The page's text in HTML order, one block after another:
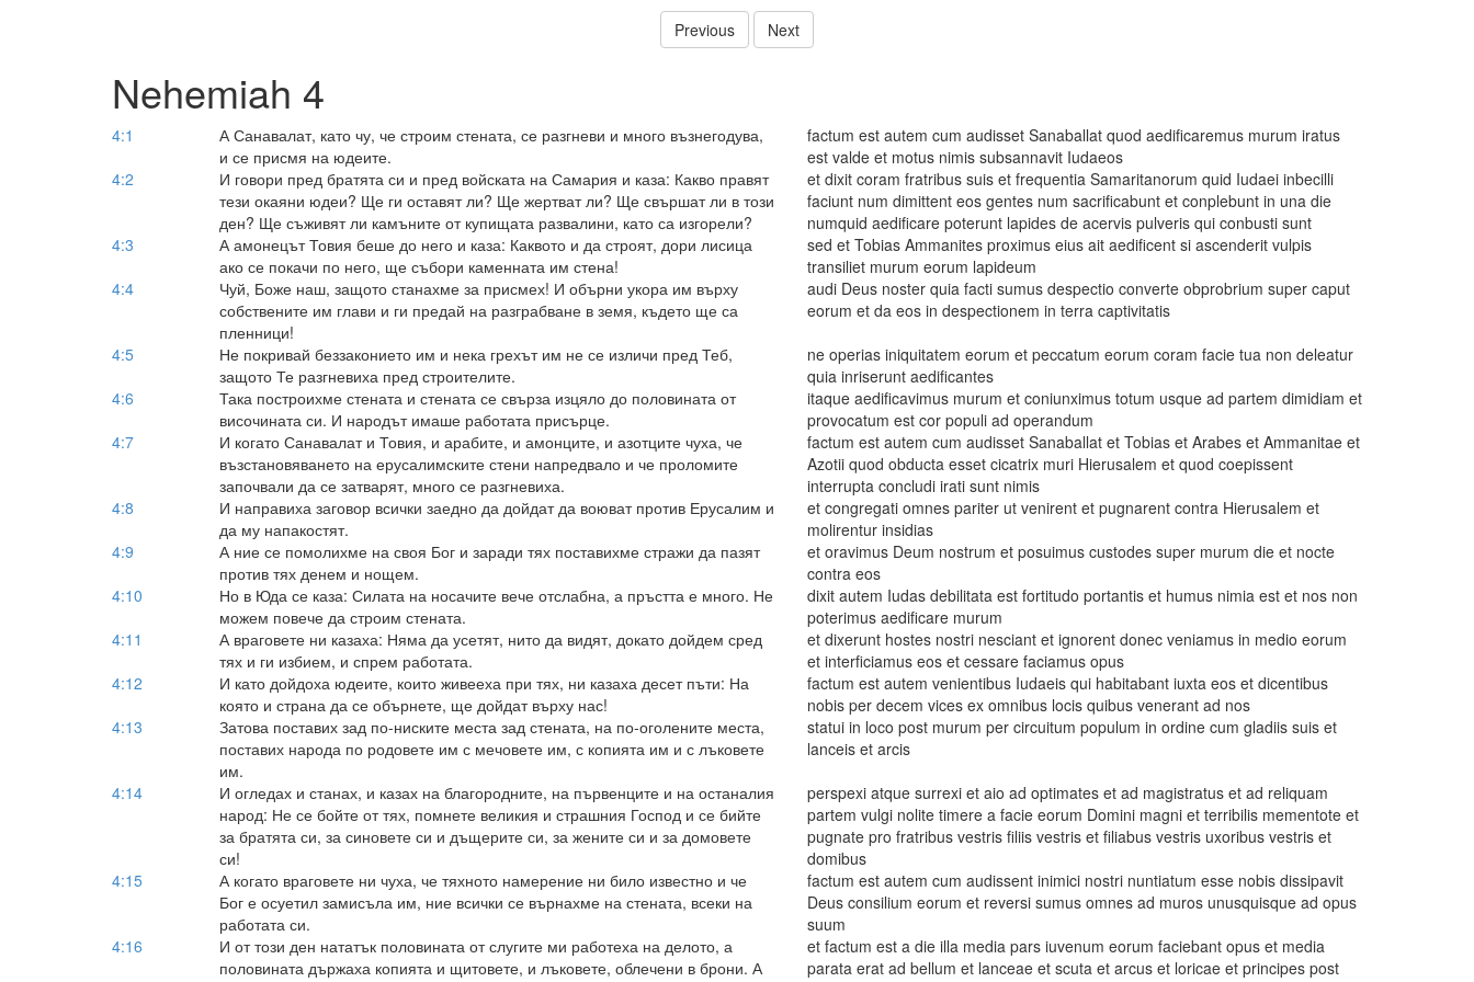
Previous Next
Nehemiah 4
4:1
А Санавалат, като чу, че строим стената, се разгневи и много възнегодува,
и се присмя на юдеите.
factum est autem cum audisset Sanaballat quod aedificaremus murum iratus
est valde et motus nimis subsannavit Iudaeos
4:2
И говори пред братята си и пред войската на Самария и каза: Какво правят
тези окаяни юдеи? Ще ги оставят ли? Ще жертват ли? Ще свършат ли в този
ден? Ще съживят ли камъните от купищата развалини, като са изгорели?
et dixit coram fratribus suis et frequentia Samaritanorum quid Iudaei inbecilli
faciunt num dimittent eos gentes num sacrificabunt et conplebunt in una die
numquid aedificare poterunt lapides de acervis pulveris qui conbusti sunt
4:3
А амонецът Товия беше до него и каза: Каквото и да строят, дори лисица
ако се покачи по него, ще събори каменната им стена!
sed et Tobias Ammanites proximus eius ait aedificent si ascenderit vulpis
transiliet murum eorum lapideum
4:4
Чуй, Боже наш, защото станахме за присмех! И обърни укора им върху
собствените им глави и ги предай на разграбване в земя, където ще са
пленници!
audi Deus noster quia facti sumus despectio converte obprobrium super caput
eorum et da eos in despectionem in terra captivitatis
4:5
Не покривай беззаконието им и нека грехът им не се изличи пред Теб,
защото Те разгневиха пред строителите.
ne operias iniquitatem eorum et peccatum eorum coram facie tua non deleatur
quia inriserunt aedificantes
4:6
Така построихме стената и стената се свърза изцяло до половината от
височината си. И народът имаше работата присърце.
itaque aedificavimus murum et coniunximus totum usque ad partem dimidiam et
provocatum est cor populi ad operandum
4:7
И когато Санавалат и Товия, и арабите, и амонците, и азотците чуха, че
възстановяването на ерусалимските стени напредвало и че проломите
започвали да се затварят, много се разгневиха.
factum est autem cum audisset Sanaballat et Tobias et Arabes et Ammanitae et
Azotii quod obducta esset cicatrix muri Hierusalem et quod coepissent
interrupta concludi irati sunt nimis
4:8
И направиха заговор всички заедно да дойдат да воюват против Ерусалим и
да му напакостят.
et congregati omnes pariter ut venirent et pugnarent contra Hierusalem et
molirentur insidias
4:9
А ние се помолихме на своя Бог и заради тях поставихме стражи да пазят
против тях денем и нощем.
et oravimus Deum nostrum et posuimus custodes super murum die et nocte
contra eos
4:10
Но в Юда се каза: Силата на носачите вече отслабна, а пръстта е много. Не
можем повече да строим стената.
dixit autem Iudas debilitata est fortitudo portantis et humus nimia est et nos non
poterimus aedificare murum
4:11
А враговете ни казаха: Няма да усетят, нито да видят, докато дойдем сред
тях и ги избием, и спрем работата.
et dixerunt hostes nostri nesciant et ignorent donec veniamus in medio eorum
et interficiamus eos et cessare faciamus opus
4:12
И като дойдоха юдеите, които живееха при тях, ни казаха десет пъти: На
която и страна да се обърнете, ще дойдат върху нас!
factum est autem venientibus Iudaeis qui habitabant iuxta eos et dicentibus
nobis per decem vices ex omnibus locis quibus venerant ad nos
4:13
Затова поставих зад по-ниските места зад стената, на по-оголените места,
поставих народа по родовете им с мечовете им, с копията им и с лъковете
им.
statui in loco post murum per circuitum populum in ordine cum gladiis suis et
lanceis et arcis
4:14
И огледах и станах, и казах на благородните, на първенците и на останалия
народ: Не се бойте от тях, помнете великия и страшния Господ и се бийте
за братята си, за синовете си и дъщерите си, за жените си и за домовете
си!
perspexi atque surrexi et aio ad optimates et ad magistratus et ad reliquam
partem vulgi nolite timere a facie eorum Domini magni et terribilis mementote et
pugnate pro fratribus vestris filiis vestris et filiabus vestris uxoribus vestris et
domibus
4:15
А когато враговете ни чуха, че тяхното намерение ни било известно и че
Бог е осуетил замисъла им, ние всички се върнахме на стената, всеки на
работата си.
factum est autem cum audissent inimici nostri nuntiatum esse nobis dissipavit
Deus consilium eorum et reversi sumus omnes ad muros unusquisque ad opus
suum
4:16
И от този ден нататък половината от слугите ми работеха на делото, а
половината държаха копията и щитовете, и лъковете, облечени в брони. А
et factum est a die illa media pars iuvenum eorum faciebant opus et media
parata erat ad bellum et lanceae et scuta et arcus et loricae et principes post